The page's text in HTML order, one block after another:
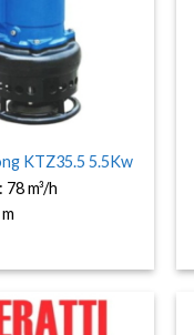
KTZ35.5 5.5Kw
78 m³/h